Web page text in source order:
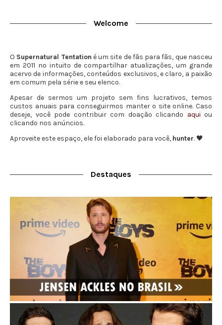
Welcome
O Supernatural Tentation é um site de fãs para fãs, que nasceu
em 2011 no intuito de compartilhar atualizações, um grande
acervo de informações, conteúdos exclusivos, e claro, a paixão
em comum pela série e seu elenco.
Apesar de sermos um projeto sem fins lucrativos, temos
custos anuais para conseguirmos manter o site online. Caso
deseje, você pode contribuir com doação clicando aqui ou
clicando nos anúncios.
Aproveite este espaço, ele foi elaborado para você, hunter. 🖤
Destaques